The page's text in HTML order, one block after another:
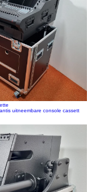
uitneembare console cassett